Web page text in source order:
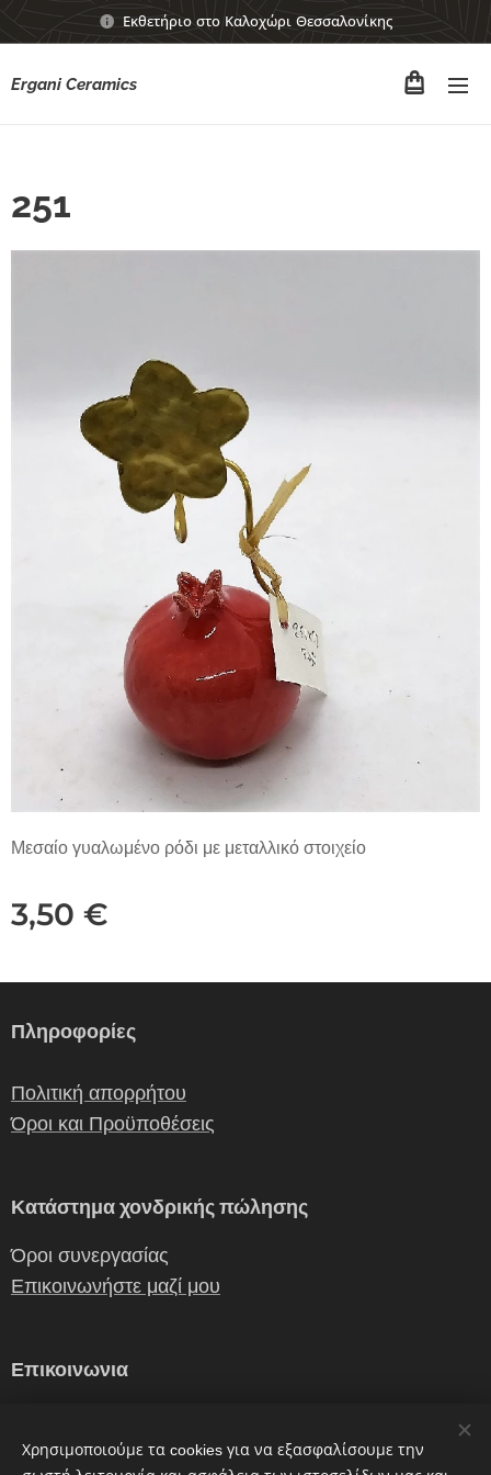
Εκθετήριο στο Καλοχώρι Θεσσαλονίκης
Ergani Ceramics
251
Μεσαίο γυαλωμένο ρόδι με μεταλλικό στοιχείο
3,50 €
Πληροφορίες
Πολιτική απορρήτου
Όροι και Προϋποθέσεις
Κατάστημα χονδρικής πώλησης
Όροι συνεργασίας
Επικοινωνήστε μαζί μου
Επικοινωνια
erganiceramics@gmail.com
Χρησιμοποιούμε τα cookies για να εξασφαλίσουμε την